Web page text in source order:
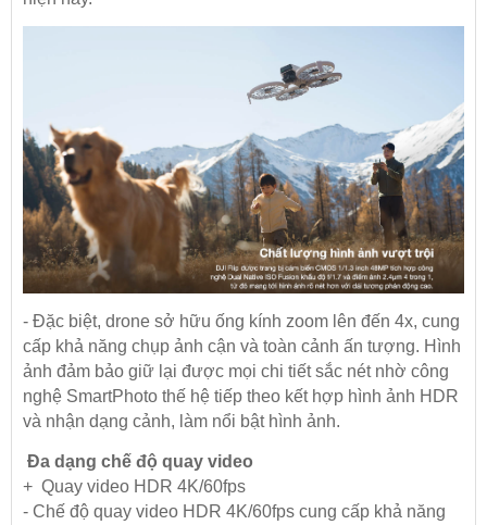
- Đặc biệt, drone sở hữu ống kính zoom lên đến 4x, cung
cấp khả năng chụp ảnh cận và toàn cảnh ấn tượng. Hình
ảnh đảm bảo giữ lại được mọi chi tiết sắc nét nhờ công
nghệ SmartPhoto thế hệ tiếp theo kết hợp hình ảnh HDR
và nhận dạng cảnh, làm nổi bật hình ảnh.
Đa dạng chế độ quay video
+ Quay video HDR 4K/60fps
- Chế độ quay video HDR 4K/60fps cung cấp khả năng